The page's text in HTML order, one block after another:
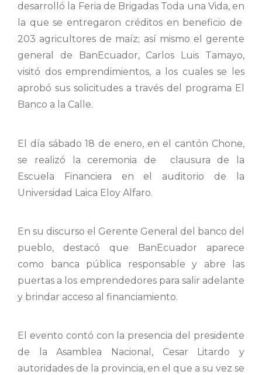
desarrolló la Feria de Brigadas Toda una Vida, en
la que se entregaron créditos en beneficio de
203 agricultores de maíz; así mismo el gerente
general de BanEcuador, Carlos Luis Tamayo,
visitó dos emprendimientos, a los cuales se les
aprobó sus solicitudes a través del programa El
Banco a la Calle.
El día sábado 18 de enero, en el cantón Chone,
se realizó la ceremonia de clausura de la
Escuela Financiera en el auditorio de la
Universidad Laica Eloy Alfaro.
En su discurso el Gerente General del banco del
pueblo, destacó que BanEcuador aparece
como banca pública responsable y abre las
puertas a los emprendedores para salir adelante
y brindar acceso al financiamiento.
El evento contó con la presencia del presidente
de la Asamblea Nacional, Cesar Litardo y
autoridades de la provincia, en el que a su vez se